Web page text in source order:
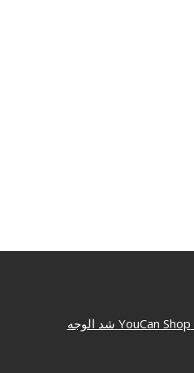
YouCan Shop شد الوجه